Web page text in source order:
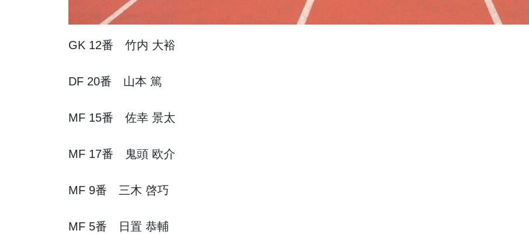
GK 12番 竹内 大裕
DF 20番 山本 篤
MF 15番 佐幸 景太
MF 17番 鬼頭 欧介
MF 9番 三木 啓巧
MF 5番 日置 恭輔